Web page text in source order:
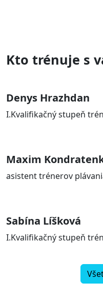
Kto trénuje s
Denys Hrazhdan
I.Kvalifikačný stupeň
Maxim
asistent trénerov
Sabína Líšková
I.Kvalifikačný stupeň